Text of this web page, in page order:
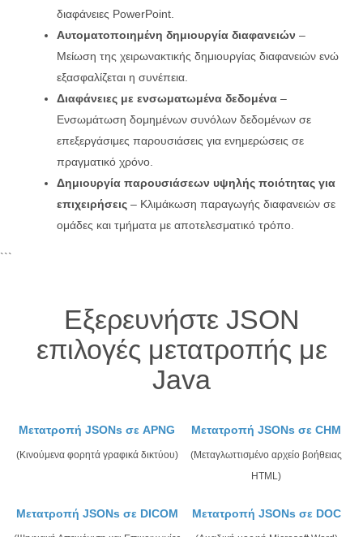
διαφάνειες PowerPoint.
Αυτοματοποιημένη δημιουργία διαφανειών –
Μείωση της χειρωνακτικής δημιουργίας διαφανειών ενώ
εξασφαλίζεται η συνέπεια.
Διαφάνειες με ενσωματωμένα δεδομένα –
Ενσωμάτωση δομημένων συνόλων δεδομένων σε
επεξεργάσιμες παρουσιάσεις για ενημερώσεις σε
πραγματικό χρόνο.
Δημιουργία παρουσιάσεων υψηλής ποιότητας για
επιχειρήσεις – Κλιμάκωση παραγωγής διαφανειών σε
ομάδες και τμήματα με αποτελεσματικό τρόπο.
```
Εξερευνήστε JSON
επιλογές μετατροπής με
Java
Μετατροπή JSONs σε APNG
(Κινούμενα φορητά γραφικά δικτύου)
Μετατροπή JSONs σε CHM
(Μεταγλωττισμένο αρχείο βοήθειας
HTML)
Μετατροπή JSONs σε DICOM Μετατροπή JSONs σε DOC